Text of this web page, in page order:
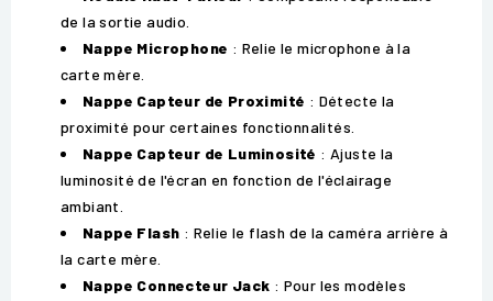
de la sortie audio.
Nappe Microphone : Relie le microphone à la
carte mère.
Nappe Capteur de Proximité : Détecte la
proximité pour certaines fonctionnalités.
Nappe Capteur de Luminosité : Ajuste la
luminosité de l'écran en fonction de l'éclairage
ambiant.
Nappe Flash : Relie le flash de la caméra arrière à
la carte mère.
Nappe Connecteur Jack : Pour les modèles